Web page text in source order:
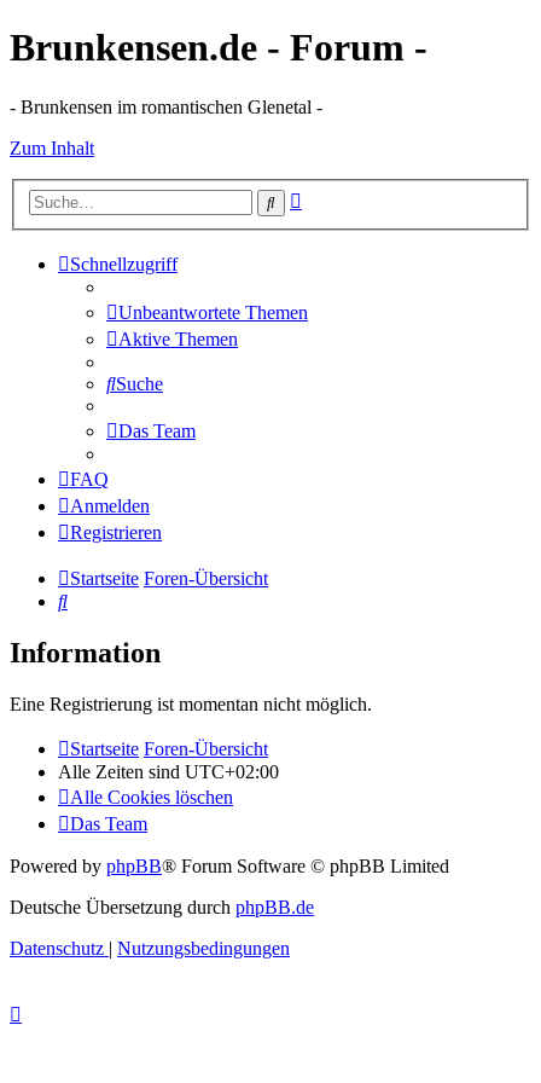
Brunkensen.de - Forum -
- Brunkensen im romantischen Glenetal -
Zum Inhalt
Suche
Schnellzugriff
Unbeantwortete Themen
Aktive Themen
Suche
Das Team
FAQ
Anmelden
Registrieren
Startseite Foren-Übersicht
Suche
Information
Eine Registrierung ist momentan nicht möglich.
Startseite Foren-Übersicht
Alle Zeiten sind UTC+02:00
Alle Cookies löschen
Das Team
Powered by phpBB® Forum Software © phpBB Limited
Deutsche Übersetzung durch phpBB.de
Datenschutz | Nutzungsbedingungen